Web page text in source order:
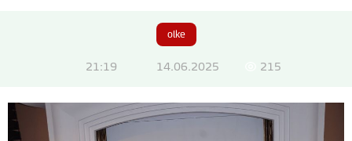
olke
21:19 14.06.2025 215